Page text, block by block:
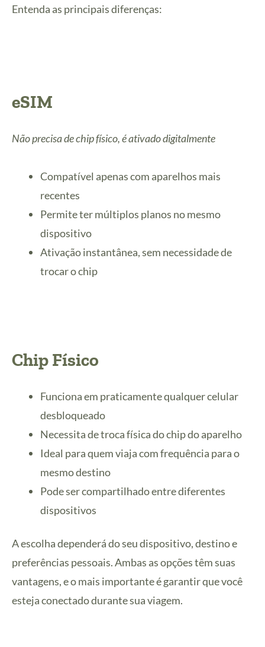
Entenda as principais diferenças:
eSIM
Não precisa de chip físico, é ativado digitalmente
Compatível apenas com aparelhos mais
recentes
Permite ter múltiplos planos no mesmo
dispositivo
Ativação instantânea, sem necessidade de
trocar o chip
Chip Físico
Funciona em praticamente qualquer celular
desbloqueado
Necessita de troca física do chip do aparelho
Ideal para quem viaja com frequência para o
mesmo destino
Pode ser compartilhado entre diferentes
dispositivos
A escolha dependerá do seu dispositivo, destino e
preferências pessoais. Ambas as opções têm suas
vantagens, e o mais importante é garantir que você
esteja conectado durante sua viagem.